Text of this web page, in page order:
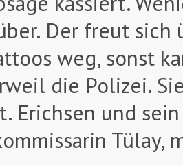
Der freut sich
weg, sonst
die Polizei.
Erichsen und
Tülay,